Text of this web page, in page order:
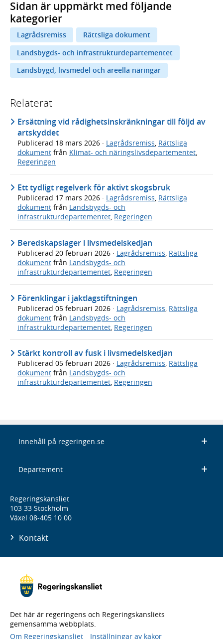
Sidan är uppmärkt med följande
kategorier
Lagrådsremiss
Rättsliga dokument
Landsbygds- och infrastrukturdepartementet
Landsbygd, livsmedel och areella näringar
Relaterat
Ersättning vid rådighetsinskränkningar till följd av
artskyddet
Publicerad 18 mars 2026 · Lagrådsremiss Rättsliga
dokument från Klimat- och näringslivsdepartementet
Regeringen
Ett tydligt regelverk för aktivt skogsbruk
Publicerad 17 mars 2026 · Lagrådsremiss, Rättsliga
dokument från Landsbygds- och
infrastrukturdepartementet, Regeringen
Beredskapslager i livsmedelskedjan
Publicerad 20 februari 2026 · Lagrådsremiss, Rättsliga
dokument från Landsbygds- och
infrastrukturdepartementet, Regeringen
Förenklingar i jaktlagstiftningen
Publicerad 05 februari 2026 · Lagrådsremiss Rättsliga
dokument från Landsbygds- och
infrastrukturdepartementet Regeringen
Stärkt kontroll av fusk i livsmedelskedjan
Publicerad 05 februari 2026 · Lagrådsremiss, Rättsliga
dokument från Landsbygds- och
infrastrukturdepartementet, Regeringen
Innehåll på regeringen.se
Departement
Regeringskansliet
103 33 Stockholm
Växel 08-405 10 00
Kontakt
Det här är regeringens och Regeringskansliets
gemensamma webbplats.
Om Regeringskansliet
Inställningar av kakor